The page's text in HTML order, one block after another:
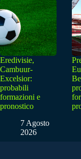
Eredivisie,
Cambuur-
Excelsior:
probabili
formazioni e
pronostico
7 Agosto
2026